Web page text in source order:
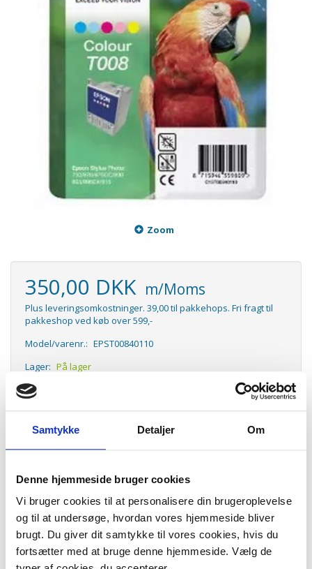
Samtykke Detaljer Om
Denne hjemmeside bruger cookies
Vi bruger cookies til at personalisere din brugeroplevelse
og til at undersøge, hvordan vores hjemmeside bliver
brugt. Du giver dit samtykke til vores cookies, hvis du
fortsætter med at bruge denne hjemmeside. Vælg de
Zoom
350,00 DKK m/Moms
Plus leveringsomkostninger. 39,00 til pakkehops. Fri fragt til
pakkeshop ved køb over 599,-
Model/varenr.: EPST00840110
Lager: På lager
Antal
T008 5 Colour blækpatron
T008
5 Colour Ink Cartridge
ca.220 sider ved 5% dækning
Passer til følgende printere:
Stylus Photo :
790
870